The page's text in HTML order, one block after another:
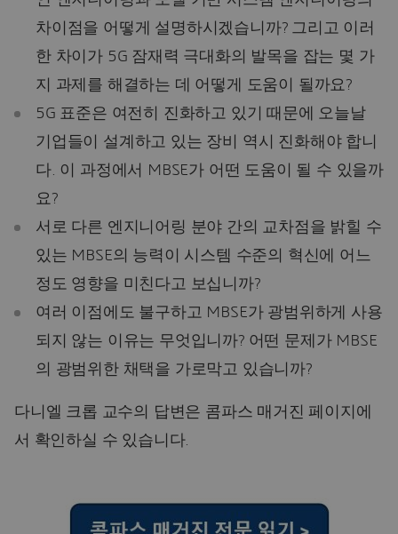
차이점을 어떻게 설명하시겠습니까? 그리고 이러
한 차이가 5G 잠재력 극대화의 발목을 잡는 몇 가
지 과제를 해결하는 데 어떻게 도움이 될까요?
5G 표준은 여전히 진화하고 있기 때문에 오늘날
기업들이 설계하고 있는 장비 역시 진화해야 합니
다. 이 과정에서 MBSE가 어떤 도움이 될 수 있을까
요?
서로 다른 엔지니어링 분야 간의 교차점을 밝힐 수
있는 MBSE의 능력이 시스템 수준의 혁신에 어느
정도 영향을 미친다고 보십니까?
여러 이점에도 불구하고 MBSE가 광범위하게 사용
되지 않는 이유는 무엇입니까? 어떤 문제가 MBSE
의 광범위한 채택을 가로막고 있습니까?
다니엘 크롭 교수의 답변은 콤파스 매거진 페이지에
서 확인하실 수 있습니다.